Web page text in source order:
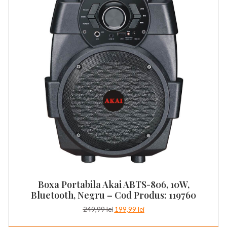
Boxa Portabila Akai ABTS-806, 10W,
Bluetooth, Negru – Cod Produs: 119760
249,99lei Prețul
199,99 leiPrețul